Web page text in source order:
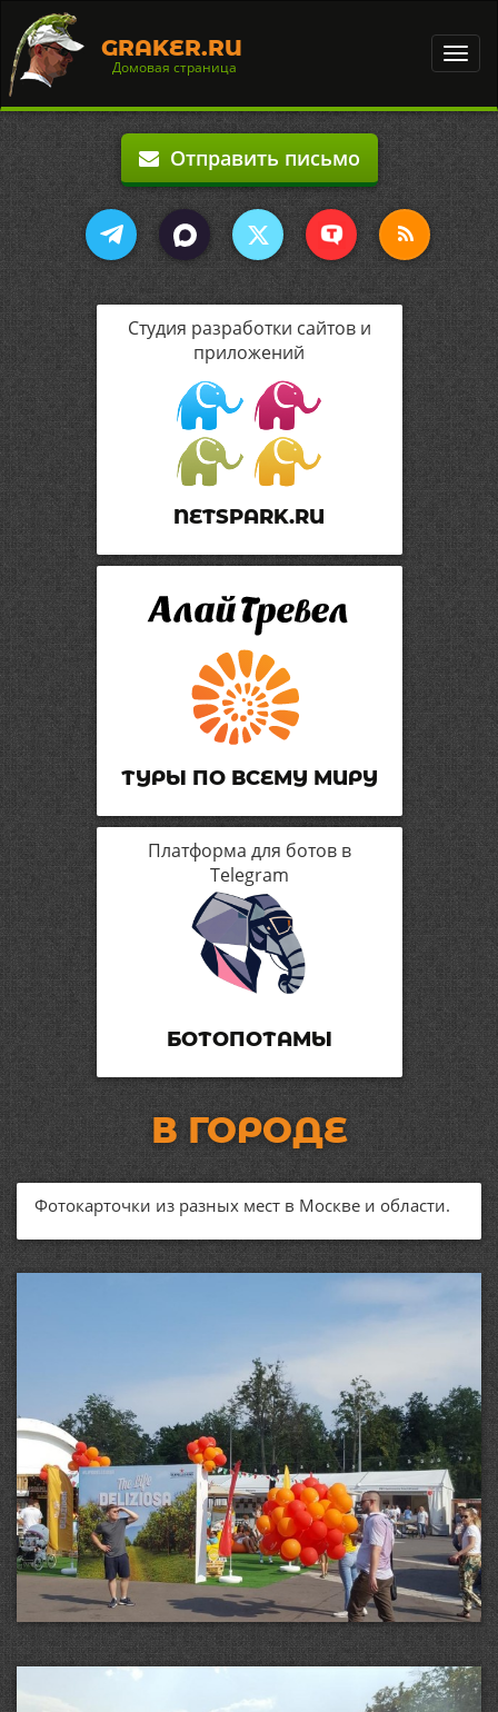
GRAKER.RU
Домовая страница
Отправить письмо
Студия разработки сайтов и
приложений
NETSPARK.RU
ТУРЫ ПО ВСЕМУ МИРУ
Платформа для ботов в
Telegram
БОТОПОТАМЫ
В ГОРОДЕ
Фотокарточки из разных мест в Москве и области.